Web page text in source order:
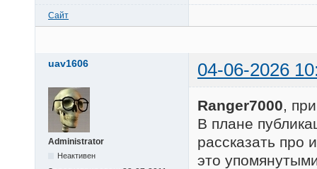
Сайт
uav1606 04-06-2026
Administrator
Неактивен
Ranger7000 ,
В плане
рассказать про
это